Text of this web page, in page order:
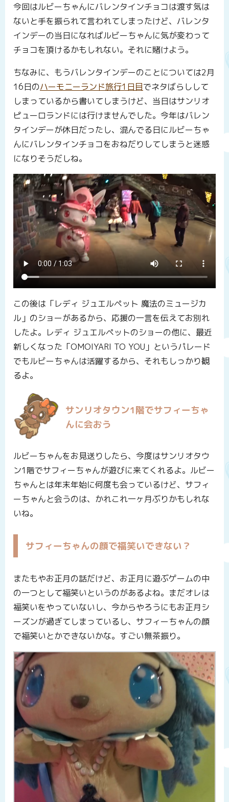
今回はルビーちゃんにバレンタインチョコは渡す気は
ないと手を振られて言われてしまったけど、バレンタ
インデーの当日になればルビーちゃんに気が変わって
チョコを頂けるかもしれない。それに賭けよう。
ちなみに、もうバレンタインデーのことについては2月
16日のハーモニーランド旅行1日目でネタばらしして
しまっているから書いてしまうけど、当日はサンリオ
ピューロランドには行けませんでした。今年はバレン
タインデーが休日だったし、混んでる日にルビーちゃ
んにバレンタインチョコをおねだりしてしまうと迷惑
になりそうだしね。
この後は「レディ ジュエルペット 魔法のミュージカ
ル」のショーがあるから、応援の一言を伝えてお別れ
したよ。レディ ジュエルペットのショーの他に、最近
新しくなった「OMOIYARI TO YOU」というパレード
でもルビーちゃんは活躍するから、それもしっかり観
るよ。
サンリオタウン1階でサフィーちゃ
んに会おう
ルビーちゃんをお見送りしたら、今度はサンリオタウ
ン1階でサフィーちゃんが遊びに来てくれるよ。ルビー
ちゃんとは年末年始に何度も会っているけど、サフィ
ーちゃんと会うのは、かれこれ一ヶ月ぶりかもしれな
いね。
サフィーちゃんの顔で福笑いできない？
またもやお正月の話だけど、お正月に遊ぶゲームの中
の一つとして福笑いというのがあるよね。まだオレは
福笑いをやっていないし、今からやろうにもお正月シ
ーズンが過ぎてしまっているし、サフィーちゃんの顔
で福笑いとかできないかな。すごい無茶振り。